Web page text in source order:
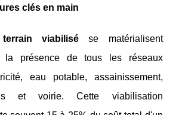
clés en main
viabilisése matérialisent
la présence de tous les réseaux
eau potable, assainissement,
et voirie. Cette viabilisation